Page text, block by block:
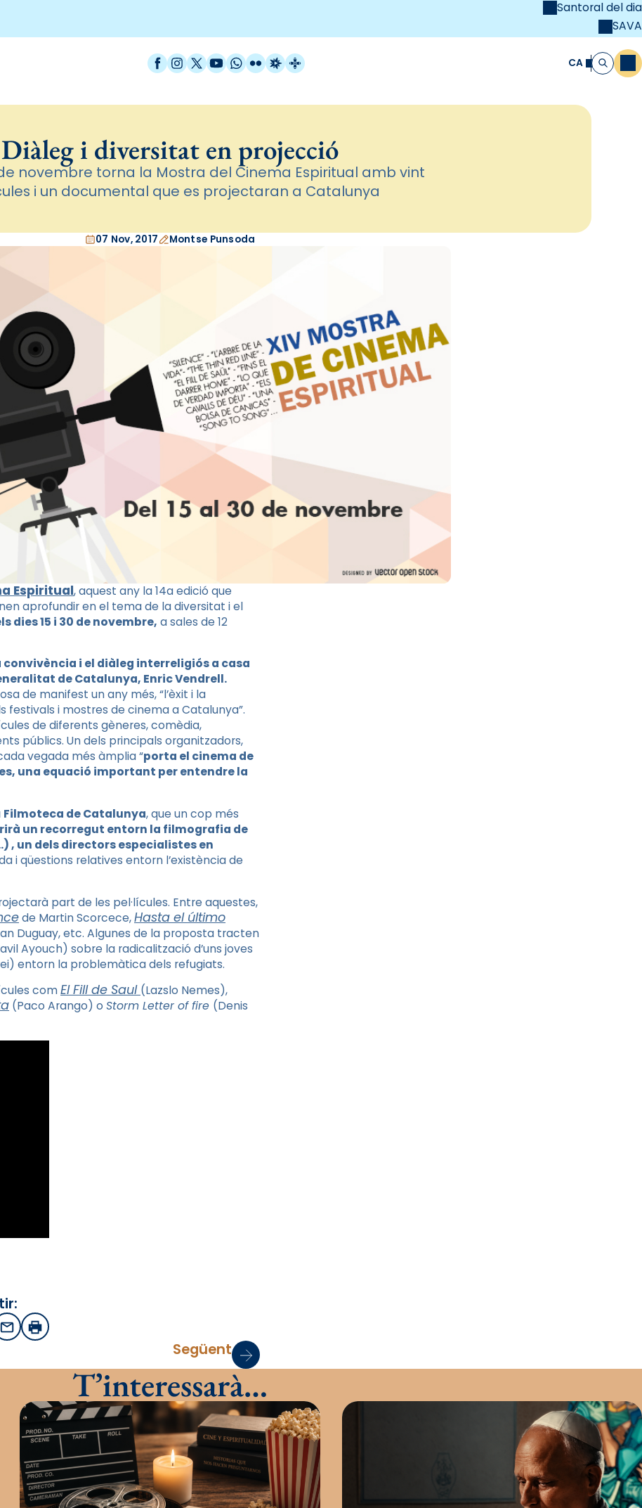
Santoral del dia
SAVA
Facebook
Instagram
X / Twitter
YouTube
WhatsApp
FlickrRadio Estel
Catalunya Cristiana CA Cerca
Diàleg i diversitat en projecció
novembre torna la Mostra del Cinema Espiritual amb vint
i un documental que es projectaran a Catalunya
07 Nov, 2017 Montse Punsoda
Espiritual, aquest any la 14a edició que
aprofundir en el tema de la diversitat i el
dies 15 i 30 de novembre, a sales de 12
i el diàleg interreligiós a casa
de Catalunya, Enric Vendrell.
de manifest un any més, “l’èxit i la
i mostres de cinema a Catalunya”.
de diferents gèneres, comèdia,
públics. Un dels principals organitzadors,
vegada més àmplia “porta el cinema de
una equació important per entendre la
Filmoteca de Catalunya, que un cop més
un recorregut entorn la filmografia de
, un dels directors especialistes en
i qüestions relatives entorn l’existència de
part de les pel·lícules. Entre aquestes,
de Martin Scorcece,Hasta el último
Duguay, etc. Algunes de la proposta tracten
Ayouch) sobre la radicalització d’uns joves
entorn la problemàtica dels refugiats.
comEl Fill de Saul (Lazslo Nemes),
(Paco Arango) o Storm Letter of fire (Denis
EmailImprimir
Següent
T’interessarà…